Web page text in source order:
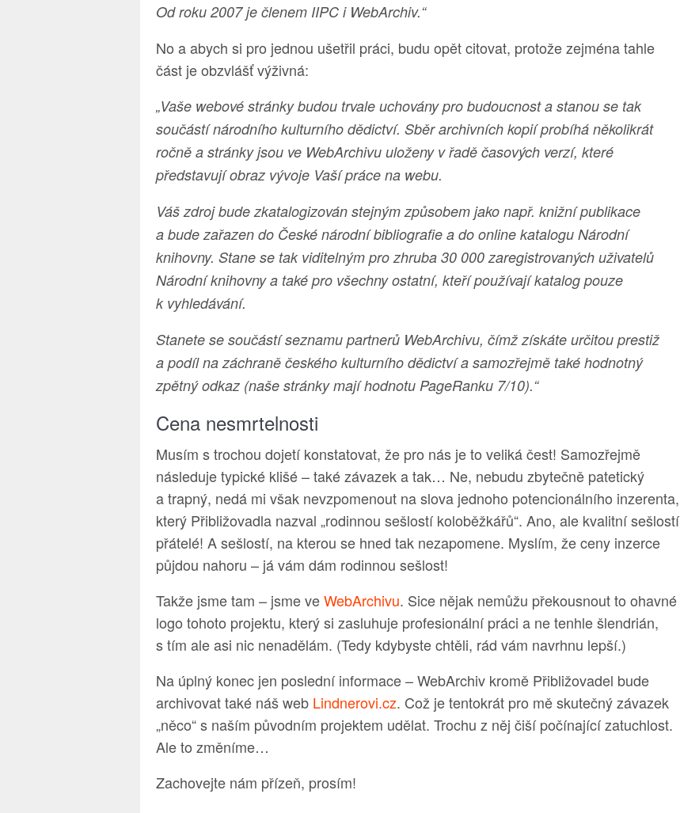
Od roku 2007 je členem IIPC i WebArchiv.“
No a abych si pro jednou ušetřil práci, budu opět citovat, protože zejména tahle
část je obzvlášť výživná:
„Vaše webové stránky budou trvale uchovány pro budoucnost a stanou se tak
součástí národního kulturního dědictví. Sběr archivních kopií probíhá několikrát
ročně a stránky jsou ve WebArchivu uloženy v řadě časových verzí, které
představují obraz vývoje Vaší práce na webu.
Váš zdroj bude zkatalogizován stejným způsobem jako např. knižní publikace
a bude zařazen do České národní bibliografie a do online katalogu Národní
knihovny. Stane se tak viditelným pro zhruba 30 000 zaregistrovaných uživatelů
Národní knihovny a také pro všechny ostatní, kteří používají katalog pouze
k vyhledávání.
Stanete se součástí seznamu partnerů WebArchivu, čímž získáte určitou prestiž
a podíl na záchraně českého kulturního dědictví a samozřejmě také hodnotný
zpětný odkaz (naše stránky mají hodnotu PageRanku 7/10).“
Cena nesmrtelnosti
Musím s trochou dojetí konstatovat, že pro nás je to veliká čest! Samozřejmě
následuje typické klišé – také závazek a tak… Ne, nebudu zbytečně patetický
a trapný, nedá mi však nevzpomenout na slova jednoho potencionálního inzerenta,
který Přibližovadla nazval „rodinnou sešlostí koloběžkářů“. Ano, ale kvalitní sešlostí
přátelé! A sešlostí, na kterou se hned tak nezapomene. Myslím, že ceny inzerce
půjdou nahoru – já vám dám rodinnou sešlost!
Takže jsme tam – jsme veWebArchivu. Sice nějak nemůžu překousnout to ohavné
logo tohoto projektu, který si zasluhuje profesionální práci a ne tenhle šlendrián,
s tím ale asi nic nenadělám. (Tedy kdybyste chtěli, rád vám navrhnu lepší.)
Na úplný konec jen poslední informace – WebArchiv kromě Přibližovadel bude
archivovat také náš web Lindnerovi.cz. Což je tentokrát pro mě skutečný závazek
„něco“ s naším původním projektem udělat. Trochu z něj čiší počínající zatuchlost.
Ale to změníme…
Zachovejte nám přízeň, prosím!